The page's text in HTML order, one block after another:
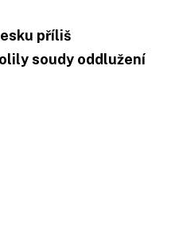
příliš
soudy oddlužení